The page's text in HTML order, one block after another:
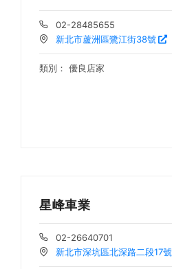
02-28485655
新北市蘆洲區鷺江街38號
類別： 優良店家
星峰車業
02-26640701
新北市深坑區北深路二段17號